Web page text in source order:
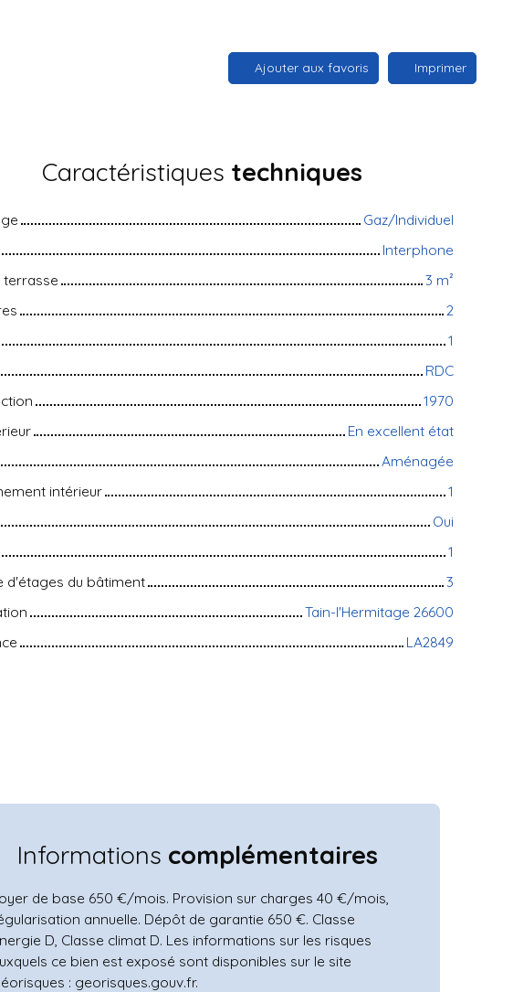
Ajouter aux favoris Imprimer
Caractéristiques techniques
Gaz/Individuel
Interphone
terrasse
3 m²
2
1
RDC
1970
En excellent état
Aménagée
intérieur
1
Oui
1
d'étages du bâtiment
3
Tain-l'Hermitage 26600
LA2849
Informations complémentaires
de base 650 €/mois. Provision sur charges 40 €/mois,
annuelle. Dépôt de garantie 650 €. Classe
D, Classe climat D. Les informations sur les risques
ce bien est exposé sont disponibles sur le site
: georisques.gouv.fr.